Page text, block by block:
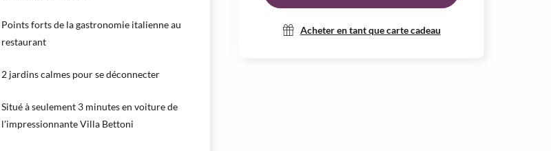
Acheter en tant que carte cadeau
Points forts de la gastronomie italienne au
restaurant
2 jardins calmes pour se déconnecter
Situé à seulement 3 minutes en voiture de
l'impressionnante Villa Bettoni